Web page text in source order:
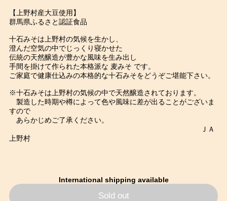
【上野村産大豆使用】
群馬県ふるさと認証食品
十石みそは上野村の気候を生かし、
澄んだ空気の中でじっくり寝かせた
伝統の天然醸造が豊かな風味を生み出し
手間を掛けて作られた本格派な 麦みそ です。
ご家庭で健康仕込みの本格的な十石みそをどうぞご堪能下さい。
※十石みそは上野村の気候の中で天然醸造されております。
製造した時期や樽によって色や風味に差が出ることがございま
すので
あらかじめご了承ください。
ＪＡ
上野村
International shipping available
Sold out